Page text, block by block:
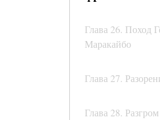
Глава 26. Поход
Маракайбо
Глава 27.
Глава 28.